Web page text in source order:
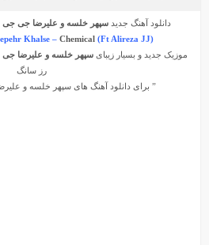
دانلود آهنگ جدید سپهر خلسه و علیرضا جی جی
Khalse – Chemical(Ft Alireza JJ)
موزیک جدید و بسیار زیبای سپهر خلسه و علیرضا
رز سانگ
” برای دانلود آهنگ های سپهر خلسه و